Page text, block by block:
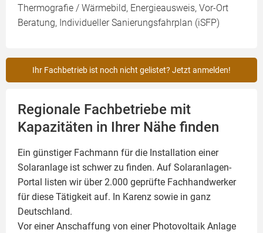
Thermografie / Wärmebild, Energieausweis, Vor-Ort
Beratung, Individueller Sanierungsfahrplan (iSFP)
Ihr Fachbetrieb ist noch nicht gelistet? Jetzt anmelden!
Regionale Fachbetriebe mit
Kapazitäten in Ihrer Nähe finden
Ein günstiger Fachmann für die Installation einer
Solaranlage ist schwer zu finden. Auf Solaranlagen-
Portal listen wir über 2.000 geprüfte Fachhandwerker
für diese Tätigkeit auf. In Karenz sowie in ganz
Deutschland.
Vor einer Anschaffung von einer Photovoltaik Anlage